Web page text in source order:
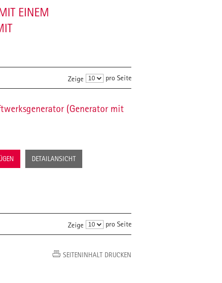
EINEM
Zeige pro Seite
(Generator mit
DETAILANSICHT
Zeige pro Seite
SEITENINHALT DRUCKEN